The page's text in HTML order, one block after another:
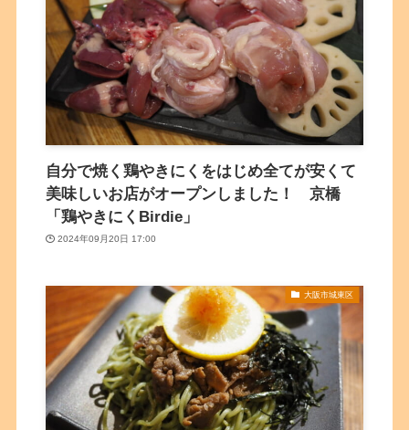
自分で焼く鶏やきにくをはじめ全てが安くて
美味しいお店がオープンしました！ 京橋
「鶏やきにくBirdie」
2024年09月20日 17:00
大阪市城東区